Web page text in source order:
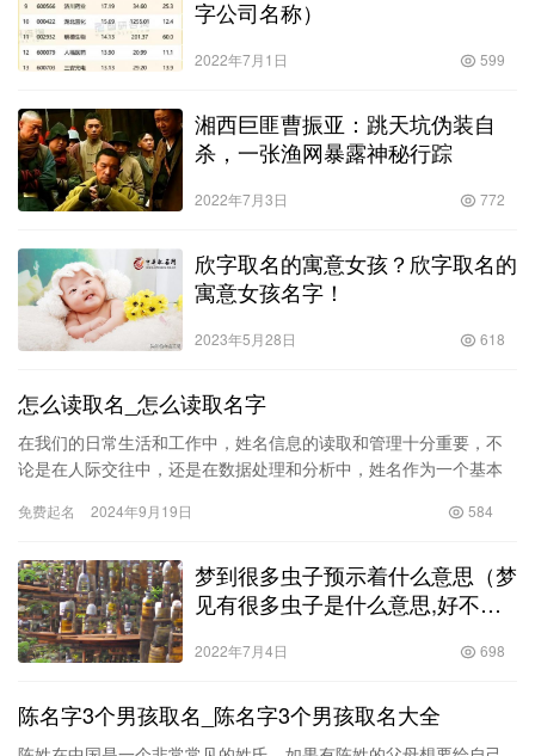
字公司名称）
2022年7月1日 599
湘西巨匪曹振亚：跳天坑伪装自
杀，一张渔网暴露神秘行踪
2022年7月3日 772
欣字取名的寓意女孩？欣字取名的
寓意女孩名字！
2023年5月28日 618
怎么读取名_怎么读取名字
在我们的日常生活和工作中，姓名信息的读取和管理十分重要，不
论是在人际交往中，还是在数据处理和分析中，姓名作为一个基本
和管…
免费起名 2024年9月19日 584
梦到很多虫子预示着什么意思（梦
见有很多虫子是什么意思,好不
2022年7月4日 698
陈名字3个男孩取名_陈名字3个男孩取名大全